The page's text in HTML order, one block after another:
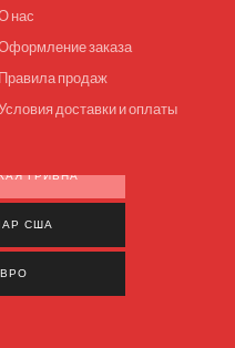
нас
заказа
Правила продаж
доставки и оплаты
ГРИВНА
США